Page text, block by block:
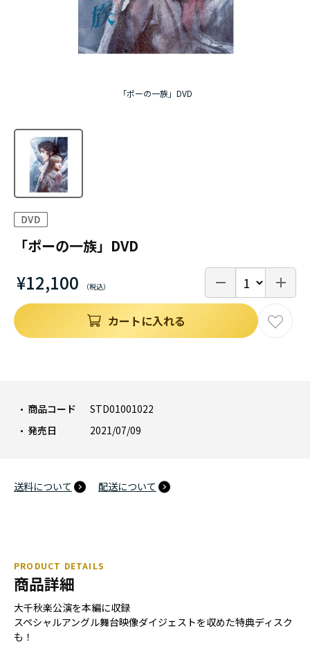
「ポーの一族」DVD
「ポーの一族」DVD
¥12,100
商品コード
STD01001022
発売日
2021/07/09
送料について 配送について
カートに入れる
PRODUCT DETAILS
商品詳細
大千秋楽公演を本編に収録
スペシャルアングル舞台映像ダイジェストを収めた特典ディスク
も！